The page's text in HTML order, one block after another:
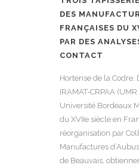
DES
FRANÇAISES DU
PAR DES
CONTACT
Hortense de la Codre,
IRAMAT-CRPAA
Université Bordeaux
du XVIIe siècle en
réorganisation par
Manufactures
de Beauvais,